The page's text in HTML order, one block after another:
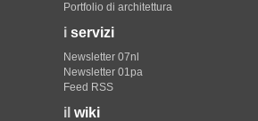
Portfolio di architettura
i servizi
Newsletter 07nl
Newsletter 01pa
Feed RSS
il wiki